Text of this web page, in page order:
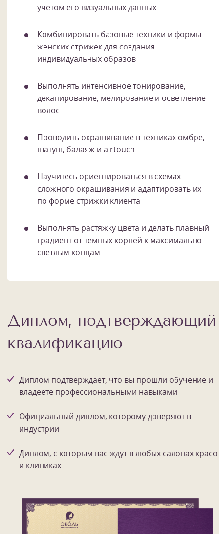
учетом его визуальных данных
Комбинировать базовые техники и формы
женских стрижек для создания
индивидуальных образов
Выполнять интенсивное тонирование,
декапирование, мелирование и осветление
волос
Проводить окрашивание в техниках омбре,
шатуш, балаяж и airtouch
Научитесь ориентироваться в схемах
сложного окрашивания и адаптировать их
по форме стрижки клиента
Выполнять растяжку цвета и делать плавный
градиент от темных корней к максимально
светлым концам
Диплом, подтверждающий
квалификацию
Диплом подтверждает, что вы прошли обучение и
владеете профессиональными навыками
Официальный диплом, которому доверяют в
индустрии
Диплом, с которым вас ждут в любых салонах
и клиниках